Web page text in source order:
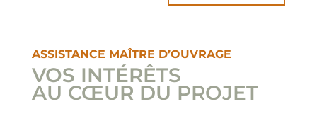
ASSISTANCE MAÎTRE D’OUVRAGE
VOS INTÉRÊTS
AU CŒUR DU PROJET